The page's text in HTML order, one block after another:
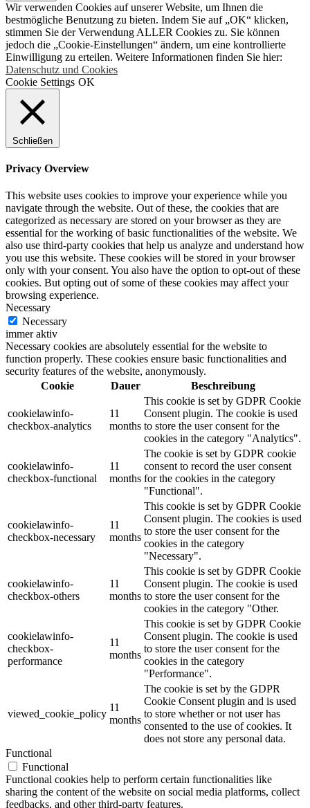
Wir verwenden Cookies auf unserer Website, um Ihnen die
bestmögliche Benutzung zu bieten. Indem Sie auf „OK“ klicken,
stimmen Sie der Verwendung ALLER Cookies zu. Sie können
jedoch die „Cookie-Einstellungen“ ändern, um eine kontrollierte
Einwilligung zu erteilen. Weitere Informationen finden Sie hier:
Datenschutz und Cookies
Cookie Settings OK
Schließen
Privacy Overview
This website uses cookies to improve your experience while you
navigate through the website. Out of these, the cookies that are
categorized as necessary are stored on your browser as they are
essential for the working of basic functionalities of the website. We
also use third-party cookies that help us analyze and understand how
you use this website. These cookies will be stored in your browser
only with your consent. You also have the option to opt-out of these
cookies. But opting out of some of these cookies may affect your
browsing experience.
Necessary
Necessary
immer aktiv
Necessary cookies are absolutely essential for the website to
function properly. These cookies ensure basic functionalities and
security features of the website, anonymously.
Cookie
Dauer Beschreibung
cookielawinfo-
checkbox-analytics
11
months
This cookie is set by GDPR Cookie
Consent plugin. The cookie is used
to store the user consent for the
cookies in the category "Analytics".
cookielawinfo-
checkbox-functional
11
months
The cookie is set by GDPR cookie
consent to record the user consent
for the cookies in the category
"Functional".
cookielawinfo-
checkbox-necessary
11
months
This cookie is set by GDPR Cookie
Consent plugin. The cookies is used
to store the user consent for the
cookies in the category
"Necessary".
cookielawinfo-
checkbox-others
11
months
This cookie is set by GDPR Cookie
Consent plugin. The cookie is used
to store the user consent for the
cookies in the category "Other.
cookielawinfo-
checkbox-
performance
11
months
This cookie is set by GDPR Cookie
Consent plugin. The cookie is used
to store the user consent for the
cookies in the category
"Performance".
viewed_cookie_policy
11
months
The cookie is set by the GDPR
Cookie Consent plugin and is used
to store whether or not user has
consented to the use of cookies. It
does not store any personal data.
Functional
Functional
Functional cookies help to perform certain functionalities like
sharing the content of the website on social media platforms, collect
feedbacks, and other third-party features.